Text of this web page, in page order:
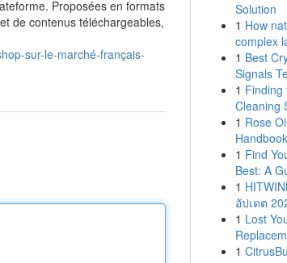
Proposées en formats
de contenus téléchargeables,
sur-le-marché-français-
Solution
1 How
complex
1 Best
Signals
1 Finding
Cleaning
1 Rose
1 Find
Best: A
1
อัปเดต
1 Lost
1